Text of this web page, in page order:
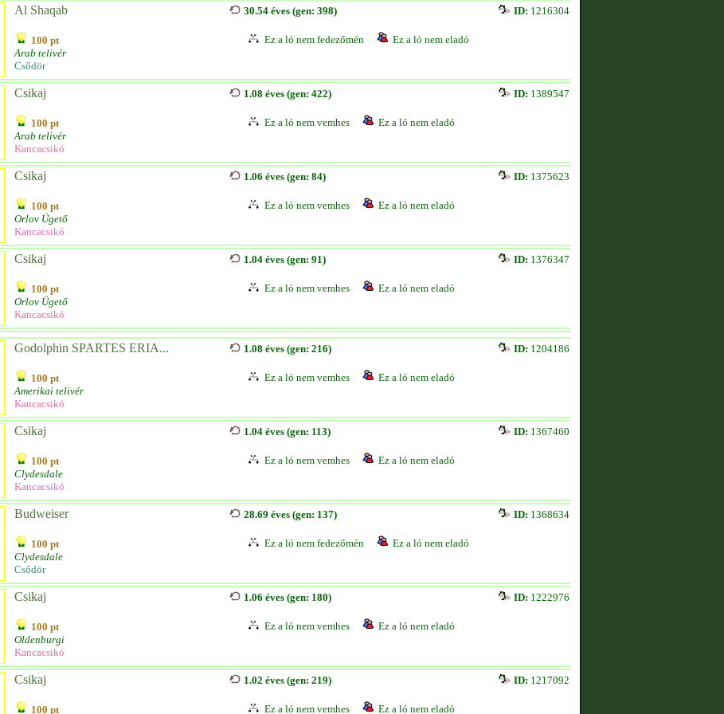
Al Shaqab
100 pt
Arab telivér
Csődör
30.54 éves (gen: 398) ID: 1216304
Ez a ló nem fedezőmén Ez a ló nem eladó
Csikaj
100 pt
Arab telivér
Kancacsikó
1.08 éves (gen: 422) ID: 1389547
Ez a ló nem vemhes Ez a ló nem eladó
Csikaj
100 pt
Orlov Ügető
Kancacsikó
1.06 éves (gen: 84) ID: 1375623
Ez a ló nem vemhes Ez a ló nem eladó
Csikaj
100 pt
Orlov Ügető
Kancacsikó
1.04 éves (gen: 91) ID: 1376347
Ez a ló nem vemhes Ez a ló nem eladó
Godolphin SPARTES ERIA...
100 pt
Amerikai telivér
Kancacsikó
1.08 éves (gen: 216) ID: 1204186
Ez a ló nem vemhes Ez a ló nem eladó
Csikaj
100 pt
Clydesdale
Kancacsikó
1.04 éves (gen: 113) ID: 1367460
Ez a ló nem vemhes Ez a ló nem eladó
Budweiser
100 pt
Clydesdale
Csődör
28.69 éves (gen: 137) ID: 1368634
Ez a ló nem fedezőmén Ez a ló nem eladó
Csikaj
100 pt
Oldenburgi
Kancacsikó
1.06 éves (gen: 180) ID: 1222976
Ez a ló nem vemhes Ez a ló nem eladó
Csikaj
100 pt
1.02 éves (gen: 219) ID: 1217092
Ez a ló nem vemhes Ez a ló nem eladó